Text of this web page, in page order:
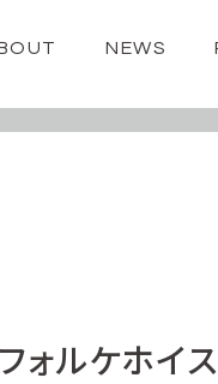
NEWS
ォルケホイ